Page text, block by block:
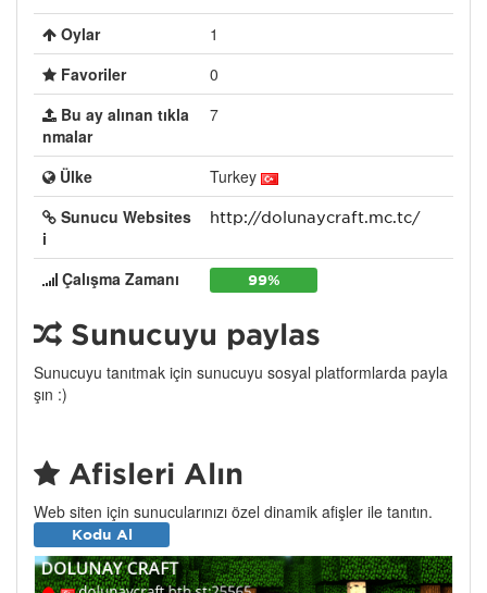
Oylar
1
Favoriler
0
Bu ay alınan tıkla
nmalar
7
Ülke
Turkey
Sunucu Websites
i
http://dolunaycraft.mc.tc/
Çalışma Zamanı 99%
Sunucuyu paylaş
Sunucuyu tanıtmak için sunucuyu sosyal platformlarda payla
şın :)
Afişleri Alın
Web siten için sunucularınızı özel dinamik afişler ile tanıtın.
Kodu Al